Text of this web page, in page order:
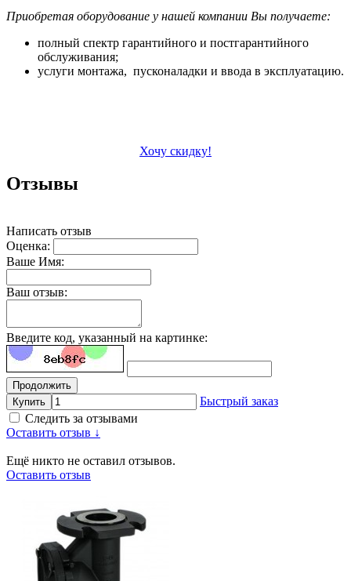
Приобретая оборудование у нашей компании Вы получаете:
полный спектр гарантийного и постгарантийного
обслуживания;
услуги монтажа, пусконаладки и ввода в эксплуатацию.
Хочу скидку!
Отзывы
Написать отзыв
Оценка:
Ваше Имя:
Ваш отзыв:
Введите код, указанный на картинке:
Продолжить
Купить
Быстрый заказ
Следить за отзывами
Оставить отзыв ↓
Ещё никто не оставил отзывов.
Оставить отзыв